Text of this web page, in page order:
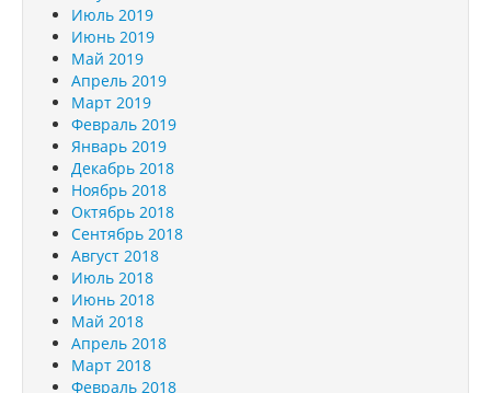
Июль 2019
Июнь 2019
Май 2019
Апрель 2019
Март 2019
Февраль 2019
Январь 2019
Декабрь 2018
Ноябрь 2018
Октябрь 2018
Сентябрь 2018
Август 2018
Июль 2018
Июнь 2018
Май 2018
Апрель 2018
Март 2018
Февраль 2018